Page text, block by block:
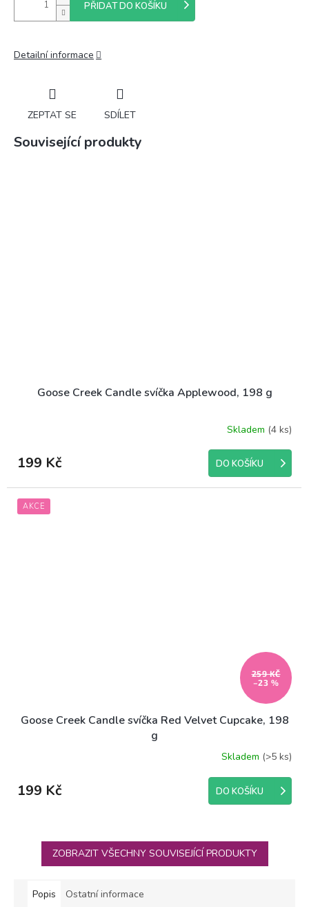
PŘIDAT DO KOŠÍKU
Detailní informace
ZEPTAT SE SDÍLET
Související produkty
Goose Creek Candle svíčka Applewood, 198 g
Skladem (4 ks)
199 Kč DO KOŠÍKU
AKCE
259 KČ
–23 %
Goose Creek Candle svíčka Red Velvet Cupcake, 198
g
Skladem (>5 ks)
199 Kč DO KOŠÍKU
ZOBRAZIT VŠECHNY SOUVISEJÍCÍ PRODUKTY
Popis Ostatní informace